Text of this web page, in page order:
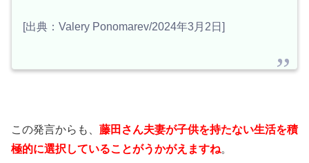
[出典：Valery Ponomarev/2024年3月2日]
この発言からも、 藤田さん夫妻が子供を持たない生活を積
極的に選択していることがうかがえますね。